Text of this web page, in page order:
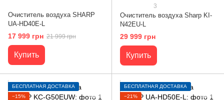
Очиститель воздуха SHARP
UA-HD40E-L
17 999 грн 21 999 грн
Купить
3
Очиститель воздуха Sharp KI-
N42EU-L
29 999 грн
Купить
БЕСПЛАТНАЯ ДОСТАВКА
−15%
БЕСПЛАТНАЯ ДОСТАВКА
−21%